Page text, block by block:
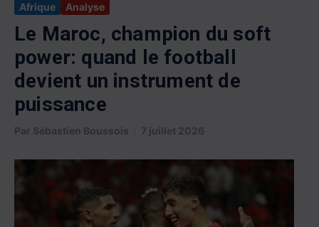
Afrique Analyse
Le Maroc, champion du soft
power: quand le football
devient un instrument de
puissance
Par Sébastien Boussois 7 juillet 2026